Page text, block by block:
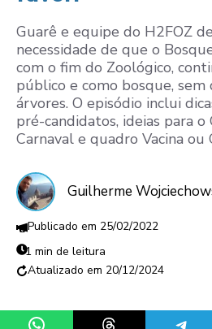
Guarê e equipe do H2FOZ
necessidade de que o
com o fim do Zoológico,
público e como bosque,
árvores. O episódio inclui
pré-candidatos, ideias para o
Carnaval e quadro Vacina ou
Guilherme
25/02/2022
1 min de leitura
20/12/2024
Share on WhatsAppShare on Threads